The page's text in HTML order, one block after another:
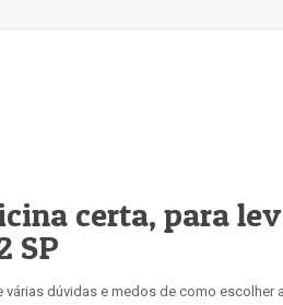
certa, para
SP
várias dúvidas e medos de como escolher